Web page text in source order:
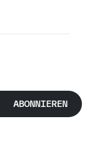
ABONNIEREN